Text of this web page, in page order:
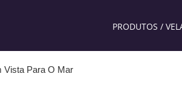
PRODUTOS /
Vista Para O Mar